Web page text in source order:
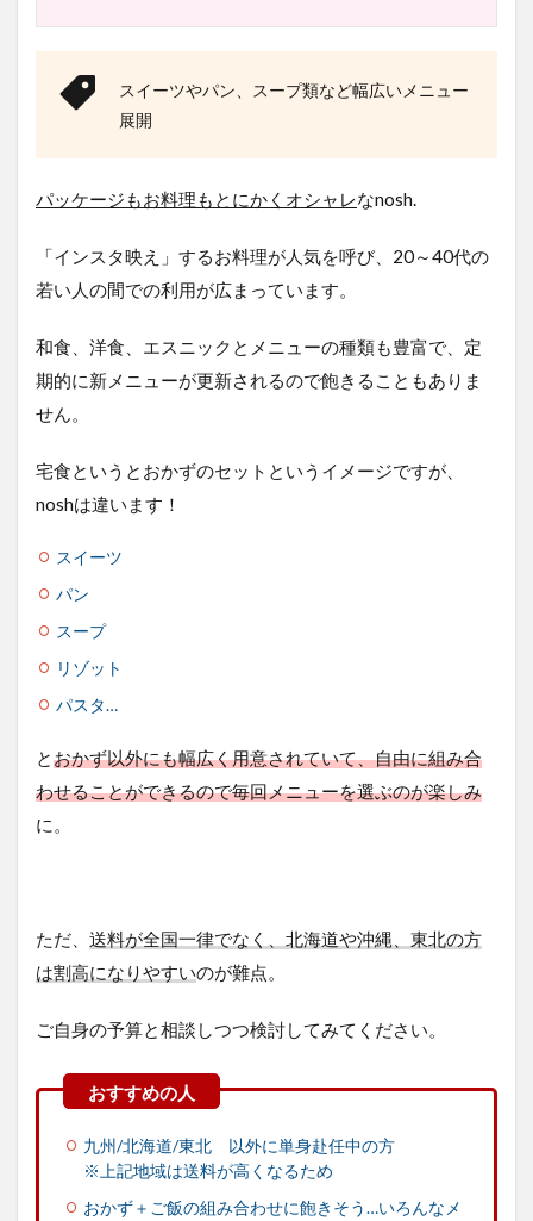
スイーツやパン、スープ類など幅広いメニュー
展開
パッケージもお料理もとにかくオシャレなnosh.
「インスタ映え」するお料理が人気を呼び、20～40代の
若い人の間での利用が広まっています。
和食、洋食、エスニックとメニューの種類も豊富で、定
期的に新メニューが更新されるので飽きることもありま
せん。
宅食というとおかずのセットというイメージですが、
noshは違います！
スイーツ
パン
スープ
リゾット
パスタ…
とおかず以外にも幅広く用意されていて、自由に組み合
わせることができるので毎回メニューを選ぶのが楽しみ
に。
ただ、 送料が全国一律でなく、北海道や沖縄、東北の方
は割高になりやすいのが難点。
ご自身の予算と相談しつつ検討してみてください。
九州/北海道/東北 以外に単身赴任中の方
※上記地域は送料が高くなるため
おかず＋ご飯の組み合わせに飽きそう…いろんなメ